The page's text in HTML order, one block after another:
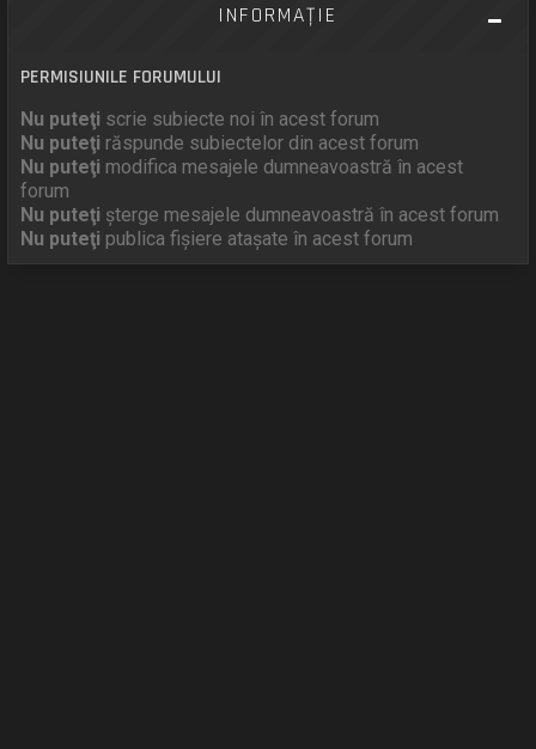
INFORMAŢIE
PERMISIUNILE FORUMULUI
Nu puteţi scrie subiecte noi în acest forum
Nu puteţi răspunde subiectelor din acest forum
Nu puteţi modifica mesajele dumneavoastră în acest
forum
Nu puteţi şterge mesajele dumneavoastră în acest forum
Nu puteţi publica fişiere ataşate în acest forum